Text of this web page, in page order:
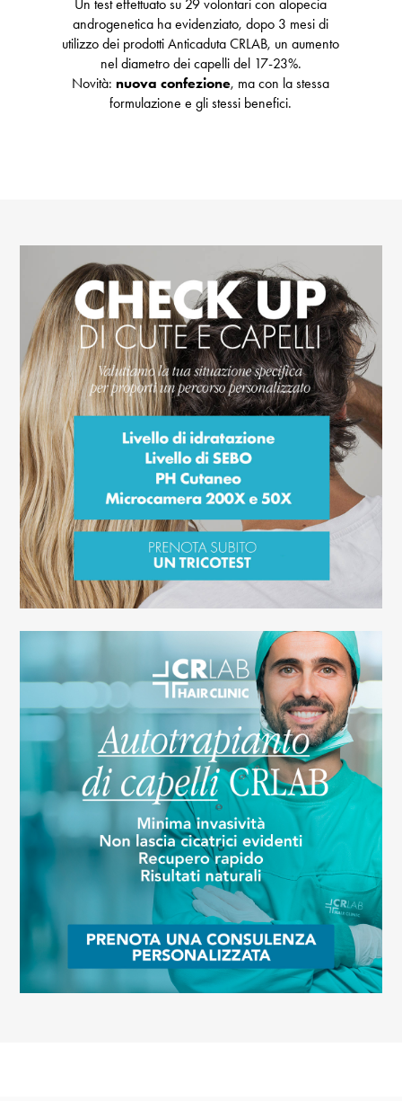
Un test effettuato su 29 volontari con alopecia
androgenetica ha evidenziato, dopo 3 mesi di
utilizzo dei prodotti Anticaduta CRLAB, un aumento
nel diametro dei capelli del 17-23%.
Novità:nuova confezione, ma con la stessa
formulazione e gli stessi benefici.